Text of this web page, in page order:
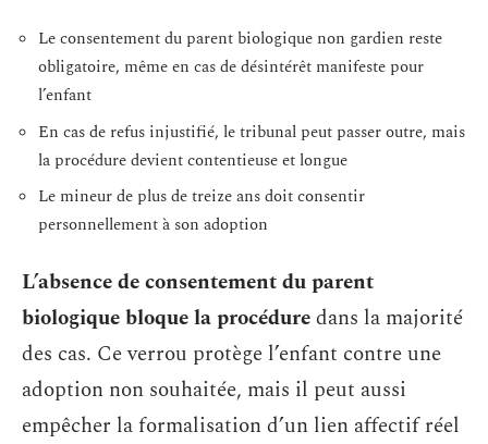
Le consentement du parent biologique non gardien reste
obligatoire, même en cas de désintérêt manifeste pour
l’enfant
En cas de refus injustifié, le tribunal peut passer outre, mais
la procédure devient contentieuse et longue
Le mineur de plus de treize ans doit consentir
personnellement à son adoption
L’absence de consentement du parent
biologique bloque la procéduredans la majorité
des cas. Ce verrou protège l’enfant contre une
adoption non souhaitée, mais il peut aussi
empêcher la formalisation d’un lien affectif réel